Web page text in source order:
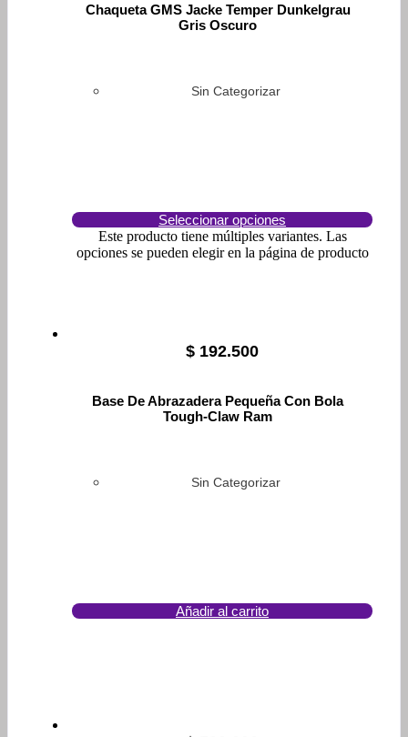
Chaqueta GMS Jacke Temper Dunkelgrau
Gris Oscuro
Sin Categorizar
Seleccionar opciones
Este producto tiene múltiples variantes. Las
opciones se pueden elegir en la página de producto
$ 192.500
Base De Abrazadera Pequeña Con Bola
Tough-Claw Ram
Sin Categorizar
Añadir al carrito